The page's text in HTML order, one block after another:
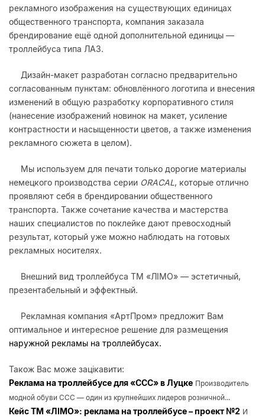
рекламного изображения на существующих единицах
общественного транспорта, компания заказала
брендирование ещё одной дополнительной единицы —
троллейбуса типа ЛАЗ.
Дизайн-макет разработан согласно предварительно
согласованным пунктам: обновлённого логотипа и внесения
изменений в общую разработку корпоративного стиля
(нанесение изображений новинок на макет, усиление
контрастности и насыщенности цветов, а также изменения
рекламного сюжета в целом).
Мы используем для печати только дорогие материалы
немецкого производства серии ORACAL, которые отлично
проявляют себя в брендировании общественного
транспорта. Также сочетание качества и мастерства
наших специалистов по поклейке дают превосходный
результат, который уже можно наблюдать на готовых
рекламных носителях.
Внешний вид троллейбуса ТМ «ЛІМО» — эстетичный,
презентабельный и эффектный.
Рекламная компания «АртПром» предложит Вам
оптимальное и интересное решение для размещения
наружной рекламы на троллейбусах.
Також Вас може зацікавити:
Реклама на троллейбусе для «ССС» в Луцке Производитель
модной обуви ССС — один из крупнейших лидеров розничной...
Кейс ТМ «ЛІМО»: реклама на троллейбусе – проект №2 И